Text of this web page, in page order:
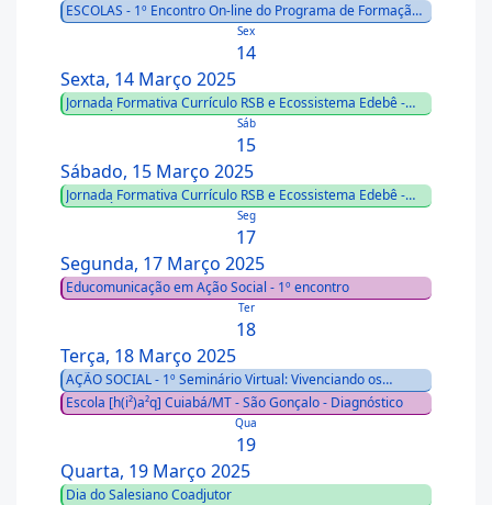
ESCOLAS - 1º Encontro On-line do Programa de Formação
das Coordenações Pedagógicas da Educação Infantil
14
Sex
Sexta, 14 Março 2025
Jornada Formativa Currículo RSB e Ecossistema Edebê -
CUIABÁ/MT
15
Sáb
Sábado, 15 Março 2025
Jornada Formativa Currículo RSB e Ecossistema Edebê -
CUIABÁ/MT
17
Seg
Segunda, 17 Março 2025
Educomunicação em Ação Social - 1º encontro
18
Ter
Terça, 18 Março 2025
AÇÃO SOCIAL - 1º Seminário Virtual: Vivenciando os
Cadernos de Identidade e dos Compromissos
Fundamentais da Ação Social da RSB
Escola [h(i²)a²q] Cuiabá/MT - São Gonçalo - Diagnóstico
19
Qua
Quarta, 19 Março 2025
Dia do Salesiano Coadjutor